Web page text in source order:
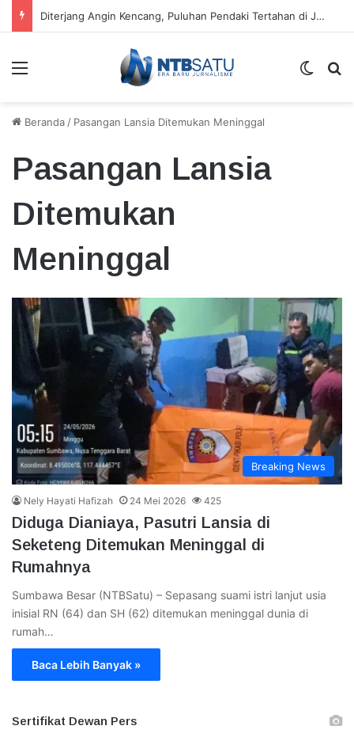
Kecamatan Sandubaya Sebar 171 Titik “Tempah Dedoro” Pangkas Sampah Organik
Menu
Beranda / Pasangan Lansia Ditemukan Meninggal
Pasangan Lansia
Ditemukan
Meninggal
Breaking News
Nely Hayati Hafizah 24 Mei 2026 425
Diduga Dianiaya, Pasutri Lansia di
Seketeng Ditemukan Meninggal di
Rumahnya
Sumbawa Besar (NTBSatu) – Sepasang suami istri lanjut usia
inisial RN (64) dan SH (62) ditemukan meninggal dunia di
rumah…
Baca Lebih Banyak »
Sertifikat Dewan Pers